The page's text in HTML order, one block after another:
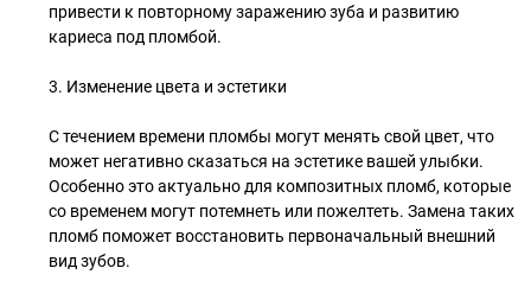
привести к повторному заражению зуба и развитию
кариеса под пломбой.
3. Изменение цвета и эстетики
С течением времени пломбы могут менять свой цвет, что
может негативно сказаться на эстетике вашей улыбки.
Особенно это актуально для композитных пломб, которые
со временем могут потемнеть или пожелтеть. Замена таких
пломб поможет восстановить первоначальный внешний
вид зубов.